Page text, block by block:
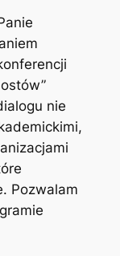
nie
Pozwalam